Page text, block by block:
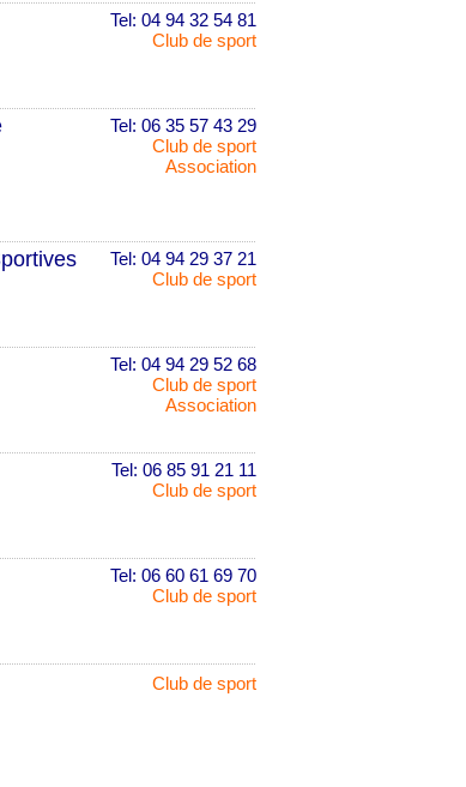
Tel: 04 94 32 54 81
Club de sport
Tel: 06 35 57 43 29
Club de sport
Association
Tel: 04 94 29 37 21
Club de sport
Tel: 04 94 29 52 68
Club de sport
Association
Tel: 06 85 91 21 11
Club de sport
Tel: 06 60 61 69 70
Club de sport
Club de sport